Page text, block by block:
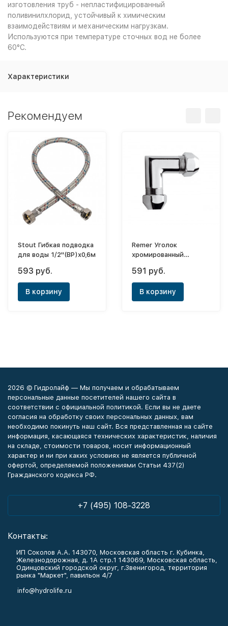
изготовления труб - непластифицированный
поливинилхлорид, устойчивый к химическим
взаимодействиям и механическим нагрузкам.
Используются при температуре сточных вод не более
60°С.
Характеристики
Рекомендуем
Stout Гибкая подводка
для воды 1/2"(ВР)х0,6м
593 руб.
В корзину
Remer Уголок
хромированный
591 руб.
В корзину
2026 © Гидролайф — Мы получаем и обрабатываем
персональные данные посетителей нашего сайта в
соответствии с официальной политикой. Если вы не даете
согласия на обработку своих персональных данных, вам
необходимо покинуть наш сайт. Вся представленная на сайте
информация, касающаяся технических характеристик, наличия
на складе, стоимости товаров, носит информационный
характер и ни при каких условиях не является публичной
офертой, определяемой положениями Статьи 437(2)
Гражданского кодекса РФ.
+7 (495) 108-3228
Контакты:
ИП Соколов А.А. 143070, Московская область г. Кубинка,
Железнодорожная, д. 1А стр.1 143069, Московская область,
Одинцовский городской округ, г.Звенигород, территория
рынка "Маркет", павильон 4/7
info@hydrolife.ru